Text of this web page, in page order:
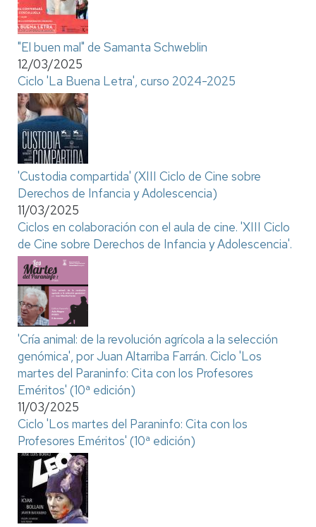
"El buen mal" de Samanta Schweblin
12/03/2025
Ciclo 'La Buena Letra', curso 2024-2025
'Custodia compartida' (XIII Ciclo de Cine sobre
Derechos de Infancia y Adolescencia)
11/03/2025
Ciclos en colaboración con el aula de cine. 'XIII Ciclo
de Cine sobre Derechos de Infancia y Adolescencia'.
'Cría animal: de la revolución agrícola a la selección
genómica', por Juan Altarriba Farrán. Ciclo 'Los
martes del Paraninfo: Cita con los Profesores
Eméritos' (10ª edición)
11/03/2025
Ciclo 'Los martes del Paraninfo: Cita con los
Profesores Eméritos' (10ª edición)